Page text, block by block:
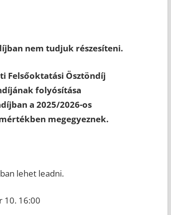
nem tudjuk részesíteni.
Felsőoktatási Ösztöndíj
folyósítása
a 2025/2026-os
megegyeznek.
lehet leadni.
10. 16:00